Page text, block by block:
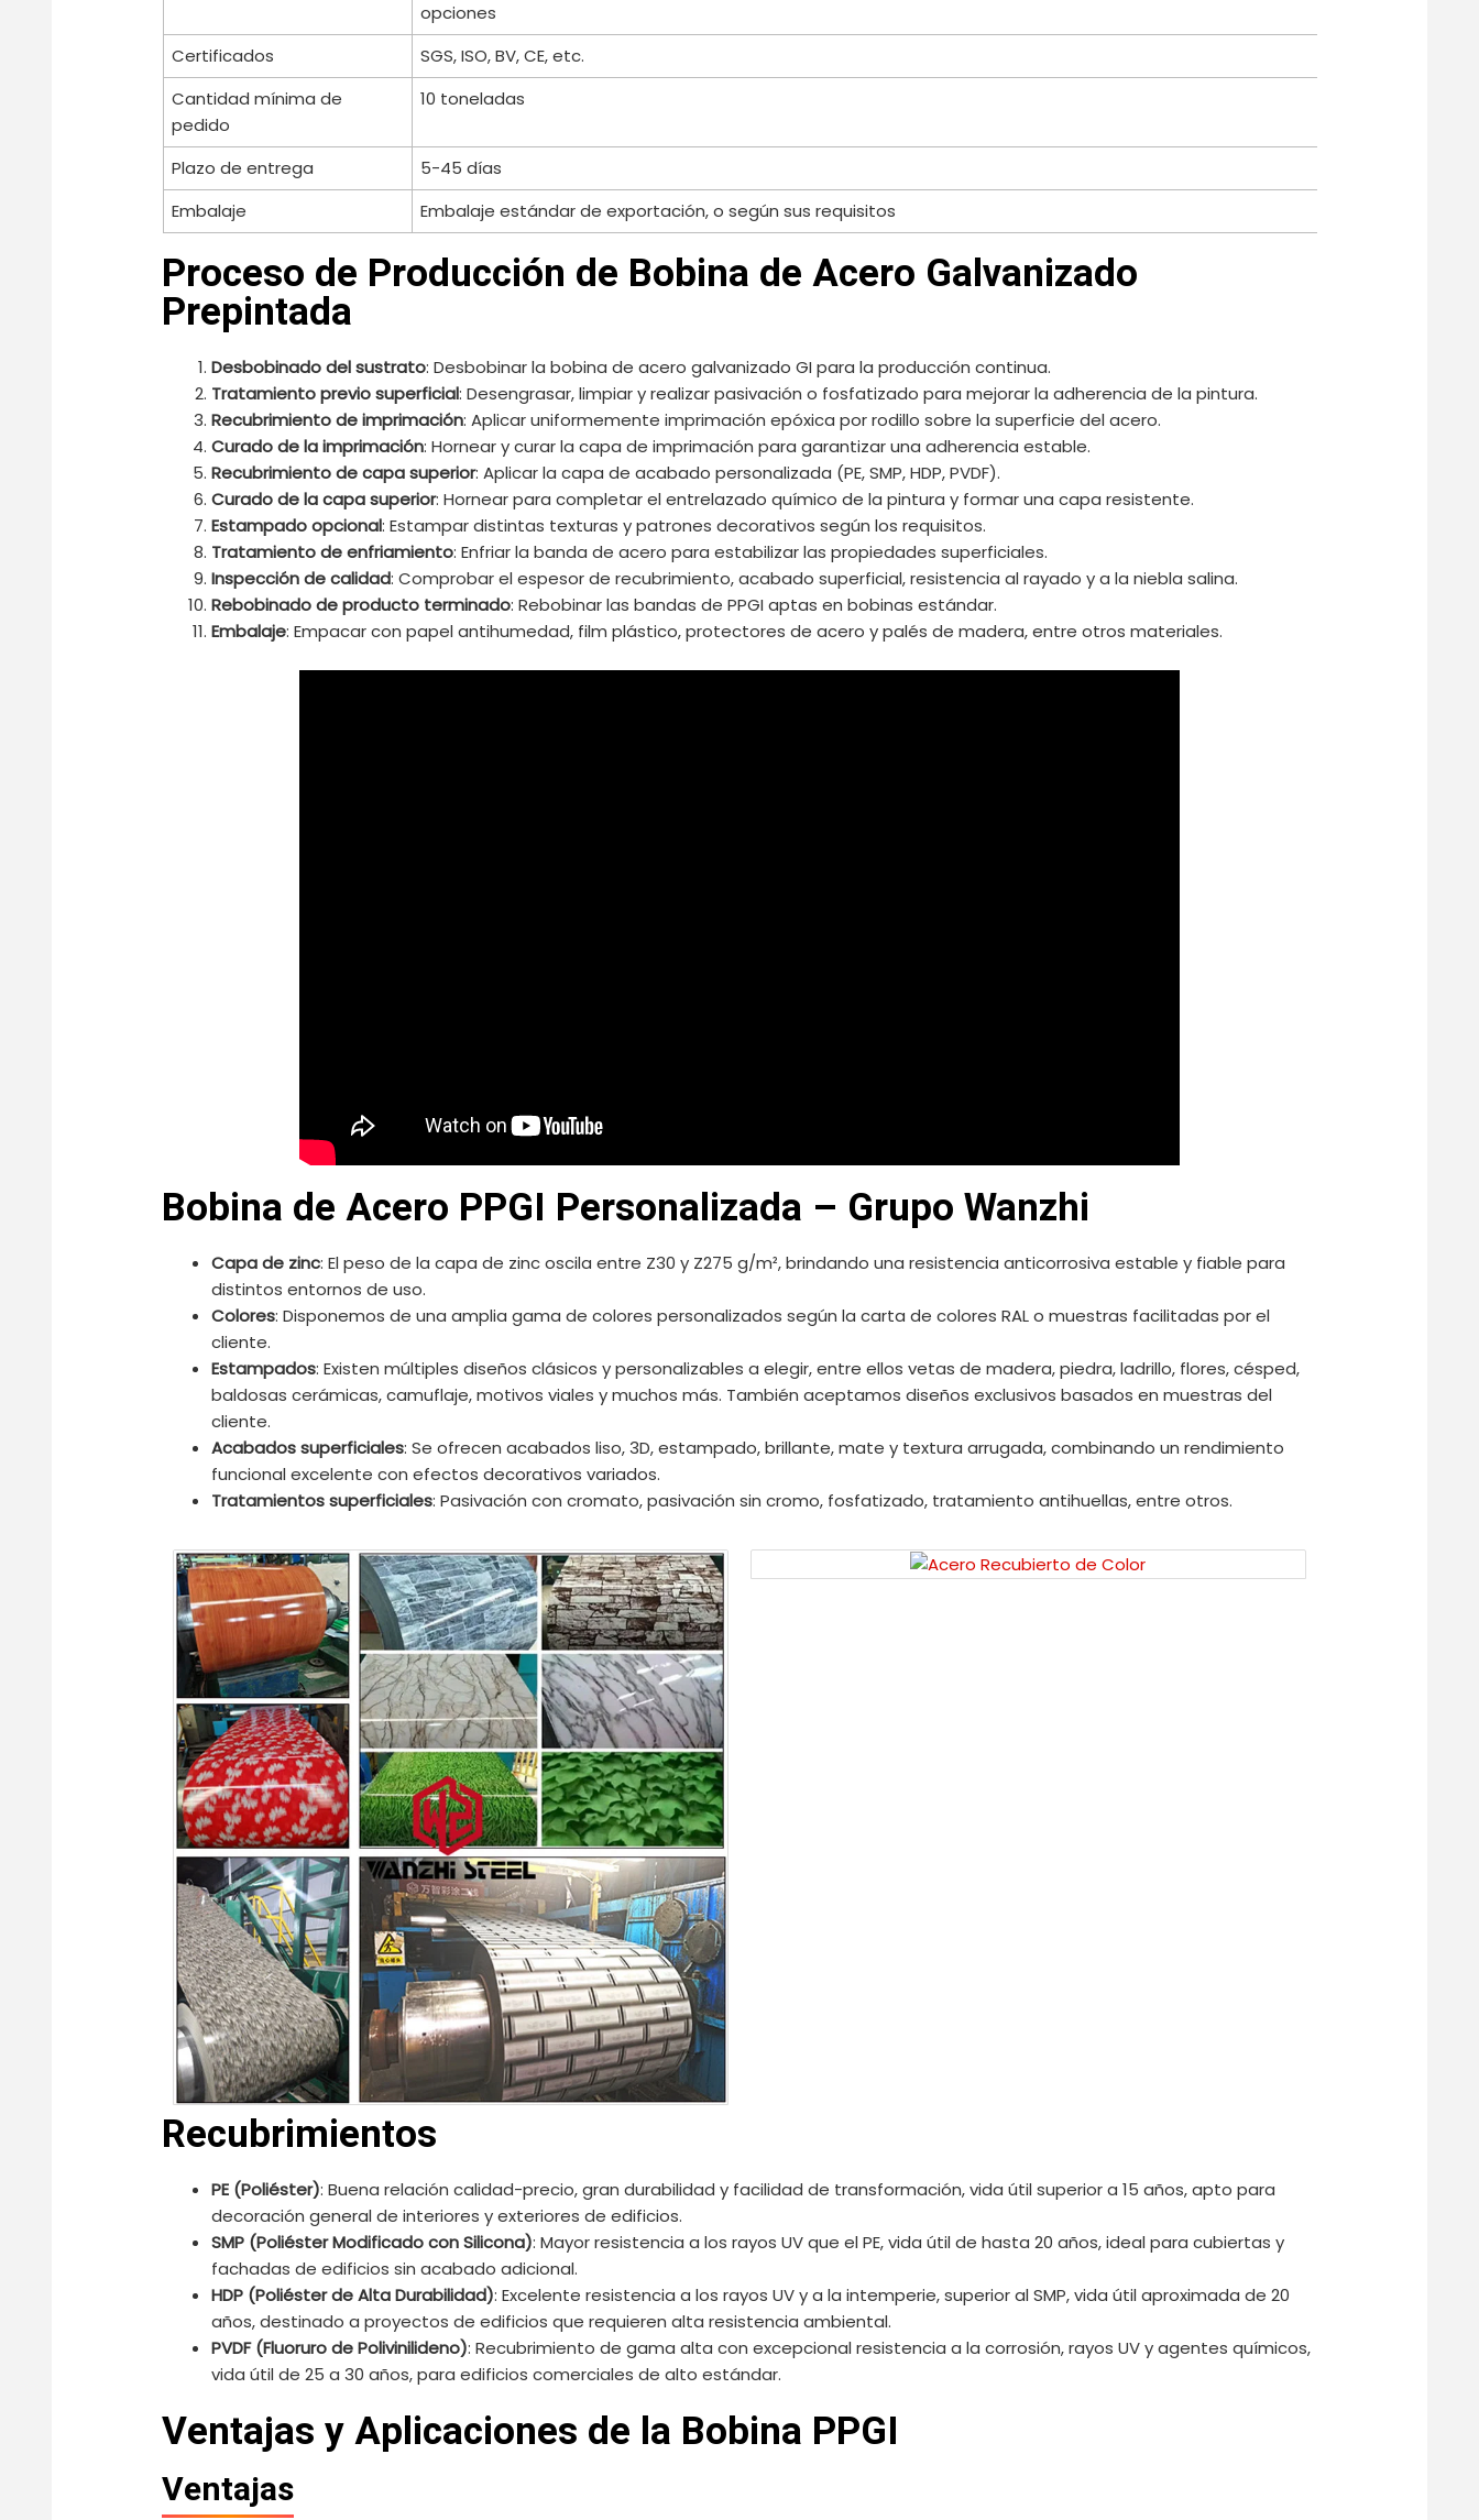
opciones
Certificados
SGS, ISO, BV, CE, etc.
Cantidad mínima de
pedido
10 toneladas
Plazo de entrega
5-45 días
Embalaje
Embalaje estándar de exportación, o según sus requisitos
Proceso de Producción de Bobina de Acero Galvanizado
Prepintada
Desbobinado del sustrato: Desbobinar la bobina de acero galvanizado GI para la producción continua.
Tratamiento previo superficial: Desengrasar, limpiar y realizar pasivación o fosfatizado para mejorar la adherencia de la pintura.
Recubrimiento de imprimación: Aplicar uniformemente imprimación epóxica por rodillo sobre la superficie del acero.
Curado de la imprimación: Hornear y curar la capa de imprimación para garantizar una adherencia estable.
Recubrimiento de capa superior: Aplicar la capa de acabado personalizada (PE, SMP, HDP, PVDF).
Curado de la capa superior: Hornear para completar el entrelazado químico de la pintura y formar una capa resistente.
Estampado opcional: Estampar distintas texturas y patrones decorativos según los requisitos.
Tratamiento de enfriamiento: Enfriar la banda de acero para estabilizar las propiedades superficiales.
Inspección de calidad: Comprobar el espesor de recubrimiento, acabado superficial, resistencia al rayado y a la niebla salina.
Rebobinado de producto terminado: Rebobinar las bandas de PPGI aptas en bobinas estándar.
Embalaje: Empacar con papel antihumedad, film plástico, protectores de acero y palés de madera, entre otros materiales.
Bobina de Acero PPGI Personalizada – Grupo Wanzhi
Capa de zinc: El peso de la capa de zinc oscila entre Z30 y Z275 g/m², brindando una resistencia anticorrosiva estable y fiable para
distintos entornos de uso.
Colores: Disponemos de una amplia gama de colores personalizados según la carta de colores RAL o muestras facilitadas por el
cliente.
Estampados: Existen múltiples diseños clásicos y personalizables a elegir, entre ellos vetas de madera, piedra, ladrillo, flores, césped,
baldosas cerámicas, camuflaje, motivos viales y muchos más. También aceptamos diseños exclusivos basados en muestras del
cliente.
Acabados superficiales: Se ofrecen acabados liso, 3D, estampado, brillante, mate y textura arrugada, combinando un rendimiento
funcional excelente con efectos decorativos variados.
Tratamientos superficiales: Pasivación con cromato, pasivación sin cromo, fosfatizado, tratamiento antihuellas, entre otros.
Recubrimientos
PE (Poliéster): Buena relación calidad-precio, gran durabilidad y facilidad de transformación, vida útil superior a 15 años, apto para
decoración general de interiores y exteriores de edificios.
SMP (Poliéster Modificado con Silicona): Mayor resistencia a los rayos UV que el PE, vida útil de hasta 20 años, ideal para cubiertas y
fachadas de edificios sin acabado adicional.
HDP (Poliéster de Alta Durabilidad): Excelente resistencia a los rayos UV y a la intemperie, superior al SMP, vida útil aproximada de 20
años, destinado a proyectos de edificios que requieren alta resistencia ambiental.
PVDF (Fluoruro de Polivinilideno): Recubrimiento de gama alta con excepcional resistencia a la corrosión, rayos UV y agentes químicos,
vida útil de 25 a 30 años, para edificios comerciales de alto estándar.
Ventajas y Aplicaciones de la Bobina PPGI
Ventajas